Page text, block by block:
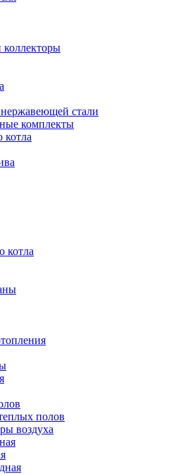
коллекторы
стали
комплекты
котла
котла
полов
воздуха